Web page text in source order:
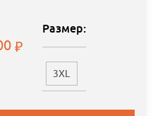
Размер:
3XL